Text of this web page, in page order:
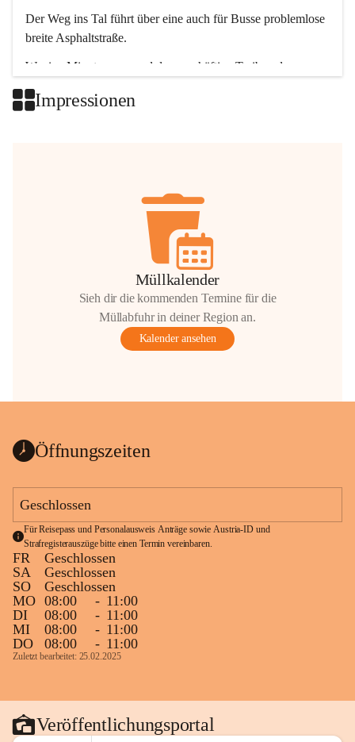
Der Weg ins Tal führt über eine auch für Busse problemlose
breite Asphaltstraße.
Wenige Minuten nur, und das geschäftige Treiben der
Impressionen
Müllkalender
Sieh dir die kommenden Termine für die
Müllabfuhr in deiner Region an.
Kalender ansehen
Öffnungszeiten
Geschlossen
Für Reisepass und Personalausweis Anträge sowie Austria-ID und
Strafregisterauszüge bitte einen Termin vereinbaren.
FR
Geschlossen
SA
Geschlossen
SO
Geschlossen
MO 08:00 - 11:00
DI
08:00 - 11:00
MI
08:00 - 11:00
DO
08:00 - 11:00
Zuletzt bearbeitet: 25.02.2025
Veröffentlichungsportal